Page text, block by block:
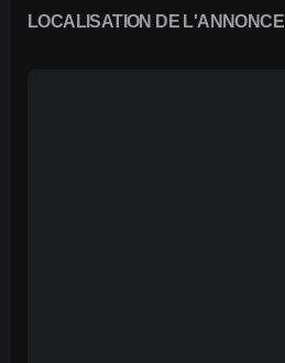
LOCALISATION DE L'ANNONCE